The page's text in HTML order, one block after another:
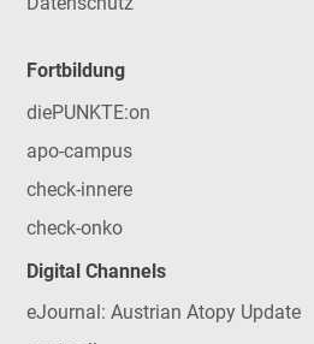
Fortbildung
diePUNKTE:on
apo-campus
check-innere
check-onko
Digital Channels
eJournal: Austrian Atopy Update